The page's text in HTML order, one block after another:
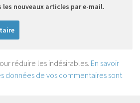
les nouveaux articles par e-mail.
réduire les indésirables. En savoir
données de vos commentaires sont